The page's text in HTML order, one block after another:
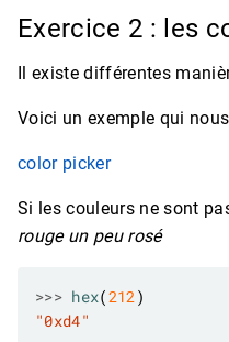
Exercice 2 : les
Il existe différentes
Voici un exemple qui
color picker
Si les couleurs ne sont
rouge un peu rosé
>>> hex(212
"0xd4"